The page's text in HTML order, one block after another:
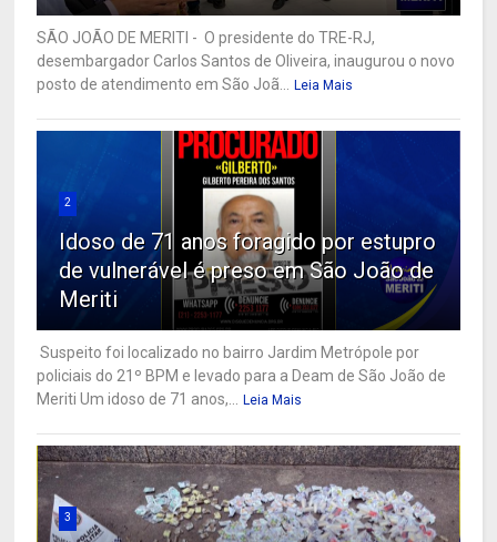
SÃO JOÃO DE MERITI - O presidente do TRE-RJ,
desembargador Carlos Santos de Oliveira, inaugurou o novo
posto de atendimento em São Joã...
Leia Mais
2
Idoso de 71 anos foragido por estupro
de vulnerável é preso em São João de
Meriti
Suspeito foi localizado no bairro Jardim Metrópole por
policiais do 21º BPM e levado para a Deam de São João de
Meriti Um idoso de 71 anos,...
Leia Mais
3